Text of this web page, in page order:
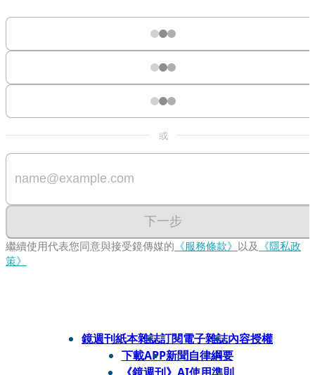
或
下一步
繼續使用代表您同意與接受鏡傳媒的 《服務條款》 以及 《隱私政
策》
鏡週刊紙本雜誌訂閱電子雜誌內容授權
下載APP新聞自律綱要